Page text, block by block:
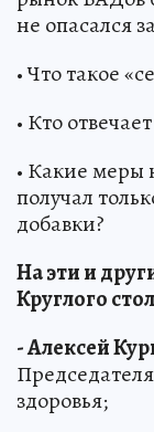
не опасался
• Что такое
• Кто
• Какие меры
получал
добавки?
На эти и
Круглого
- Алексей
здоровья;